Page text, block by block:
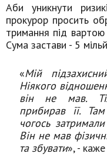
Аби уникнути
прокурор просить
тримання під
Сума застави - 5
«Мій
Ніякого
він не мав.
прибирав її.
чогось
Він не мав
та збувати», -